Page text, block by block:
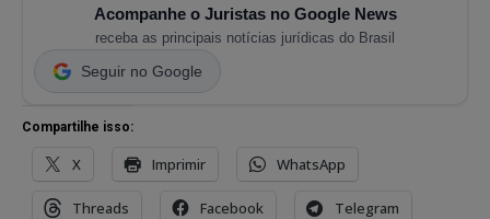
Acompanhe o Juristas no Google News
receba as principais notícias jurídicas do Brasil
Seguir no Google
Compartilhe isso:
X Imprimir WhatsApp
Threads Facebook Telegram